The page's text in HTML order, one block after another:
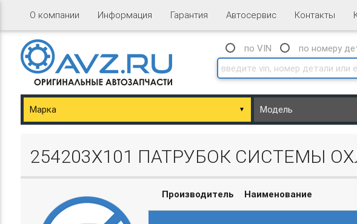
О компании Информация Гарантия Автосервис Контакты
по VIN по номеру
▼
254203X101 ПАТРУБОК СИСТЕМЫ
Производитель Наименование